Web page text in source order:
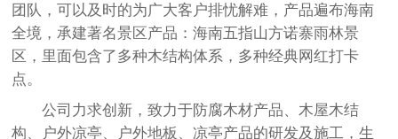
团队，可以及时的为广大客户排忧解难，产品遍布海南
全境，承建著名景区产品：海南五指山方诺寨雨林景
区，里面包含了多种木结构体系，多种经典网红打卡
点。
公司力求创新，致力于防腐木材产品、木屋木结
构、户外凉亭、户外地板、凉亭产品的研发及施工，生